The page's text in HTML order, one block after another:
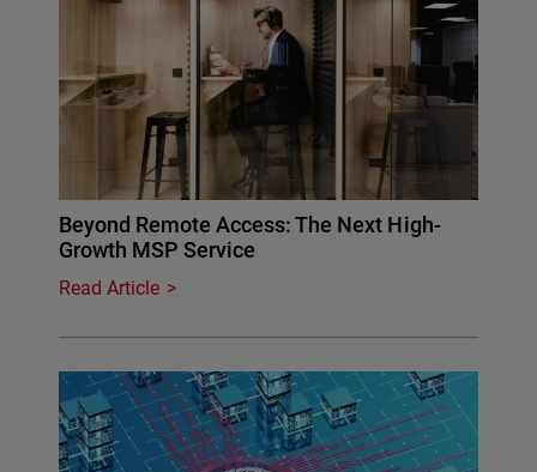
Beyond Remote Access: The Next High-
Growth MSP Service
Read Article